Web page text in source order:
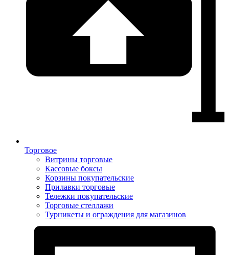
Торговое
Витрины торговые
Кассовые боксы
Корзины покупательские
Прилавки торговые
Тележки покупательские
Торговые стеллажи
Турникеты и ограждения для магазинов